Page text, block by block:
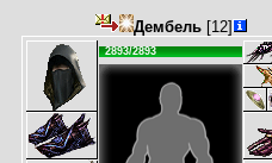
Дембель[12]
2893/2893